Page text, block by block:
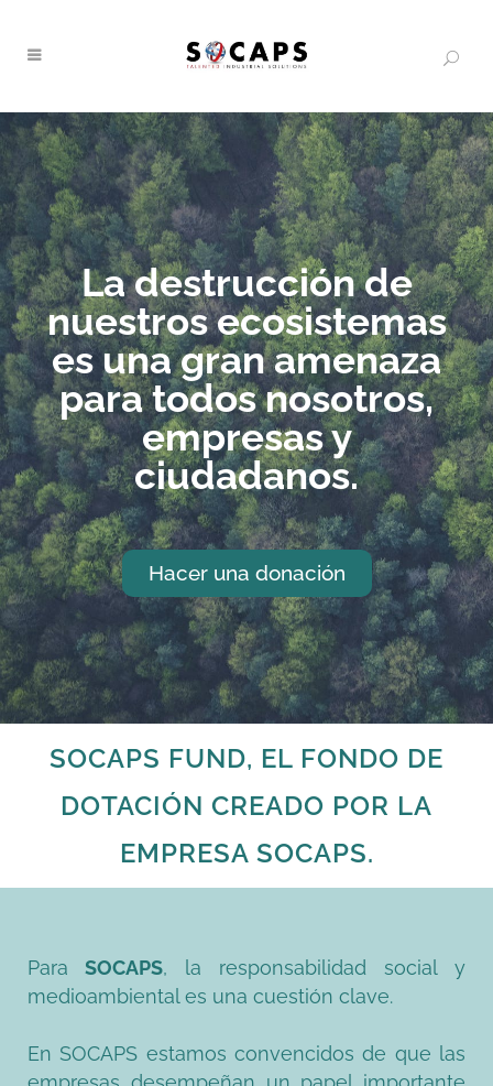
La destrucción de
nuestros ecosistemas
es una gran amenaza
para todos nosotros,
empresas y
ciudadanos.
Hacer una donación
SOCAPS FUND, EL FONDO DE
DOTACIÓN CREADO POR LA
EMPRESA SOCAPS.
Para SOCAPS, la responsabilidad social y
medioambiental es una cuestión clave.
En SOCAPS estamos convencidos de que las